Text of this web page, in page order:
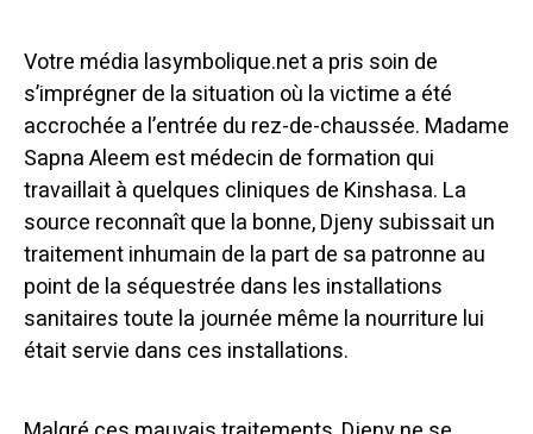
Votre média lasymbolique.net a pris soin de
s’imprégner de la situation où la victime a été
accrochée a l’entrée du rez-de-chaussée. Madame
Sapna Aleem est médecin de formation qui
travaillait à quelques cliniques de Kinshasa. La
source reconnaît que la bonne, Djeny subissait un
traitement inhumain de la part de sa patronne au
point de la séquestrée dans les installations
sanitaires toute la journée même la nourriture lui
était servie dans ces installations.